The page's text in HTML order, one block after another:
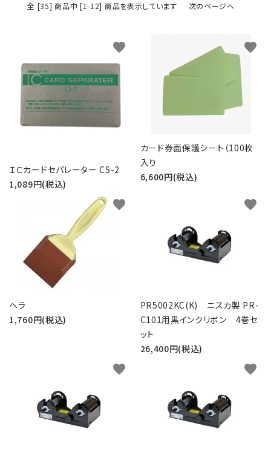
全 [35] 商品中 [1-12] 商品を表示しています
次のページへ
ＩＣカードセパレーター CS-2
1,089円(税込)
favorite
カード券面保護シート（100枚
入り
6,600円(税込)
favorite
ヘラ
1,760円(税込)
favorite
PR5002KC(K) ニスカ製 PR-
C101用黒インクリボン 4巻セ
ット
26,400円(税込)
favorite
favorite favorite